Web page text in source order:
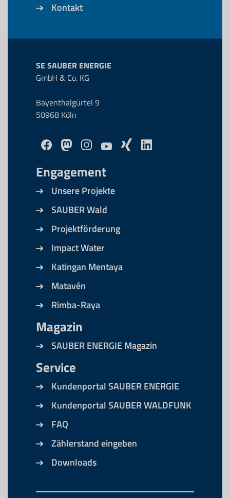
Kontakt
SE SAUBER ENERGIE
GmbH & Co. KG
Bayenthalgürtel 9
50968 Köln
Engagement
Unsere Projekte
SAUBER Wald
Projektförderung
Impact Water
Katingan Mentaya
Matavén
Rimba-Raya
Magazin
SAUBER ENERGIE Magazin
Service
Kundenportal SAUBER ENERGIE
Kundenportal SAUBER WALDFUNK
FAQ
Zählerstand eingeben
Downloads